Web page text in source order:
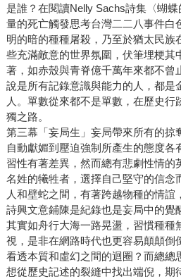
是誰？在閱讀Nelly Sachs詩集〈蝴
量的死亡觸發思考台灣二二八事件白
明的暗的種種屠殺，乃至於猶太民族
些充滿敵意的世界氛圍，伏筆埋梗其
著，如赤殼與青脊億千萬年來都不曾
說是所有記錄意識與能力的人，都是
人。單數從來都不是單數，在歷史行
獨之路。
第三幕「妄局生」妄局帶來所有的掠
自動獻媚到壓迫強制所產生的態度各
習性有著差異，然而總有悲劇性情的
名姓的犧牲者，選擇自己堅守的信念
人和壁蛇之間，有著跨越物種的情誼
詩興文意鋪陳是紀錄也是妄局中的覺
其實如舟行大海一路晃盪，習慣種種
視，是非在網路時代也更容易顛顛倒
看透本質和虛幻之間的迴圈？而總總
想從歷史記述的裂縫中找出端倪，期